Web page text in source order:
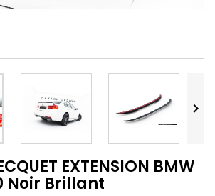

EXTENSION BMW
Noir Brillant